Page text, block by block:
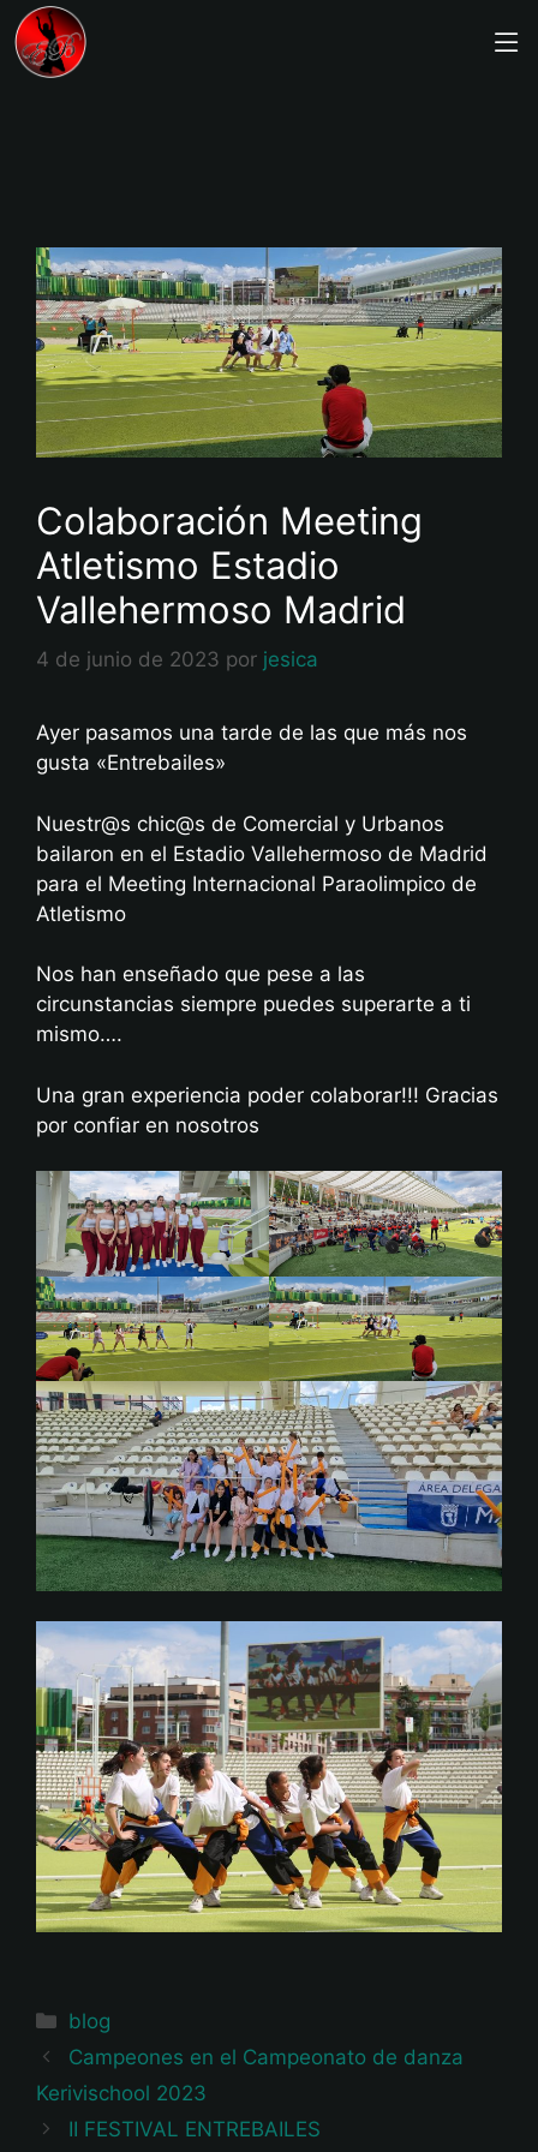
contenido
Colaboración Meeting
Atletismo Estadio
Vallehermoso Madrid
4 de junio de 2023 por jesica
Ayer pasamos una tarde de las que más nos
gusta «Entrebailes»
Nuestr@s chic@s de Comercial y Urbanos
bailaron en el Estadio Vallehermoso de Madrid
para el Meeting Internacional Paraolimpico de
Atletismo
Nos han enseñado que pese a las
circunstancias siempre puedes superarte a ti
mismo….
Una gran experiencia poder colaborar!!! Gracias
por confiar en nosotros
Categorías
blog
Campeones en el Campeonato de danza
Kerivischool 2023
II FESTIVAL ENTREBAILES